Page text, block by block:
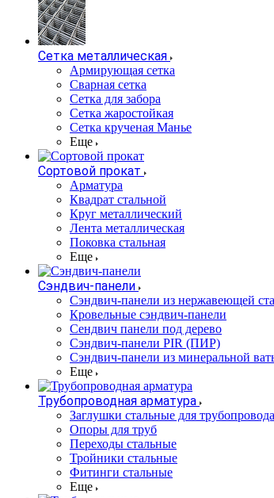
Сетка металлическая
Армирующая сетка
Сварная сетка
Сетка для забора
Сетка жаростойкая
Сетка крученая Манье
Еще
Сортовой прокат
Арматура
Квадрат стальной
Круг металлический
Лента металлическая
Поковка стальная
Еще
Сэндвич-панели
Cэндвич-панели из нержавеющей
Кровельные сэндвич-панели
Сендвич панели под дерево
Сэндвич-панели PIR (ПИР)
Сэндвич-панели из минеральной
Еще
Трубопроводная арматура
Заглушки стальные для трубопровода
Опоры для труб
Переходы стальные
Тройники стальные
Фитинги стальные
Еще